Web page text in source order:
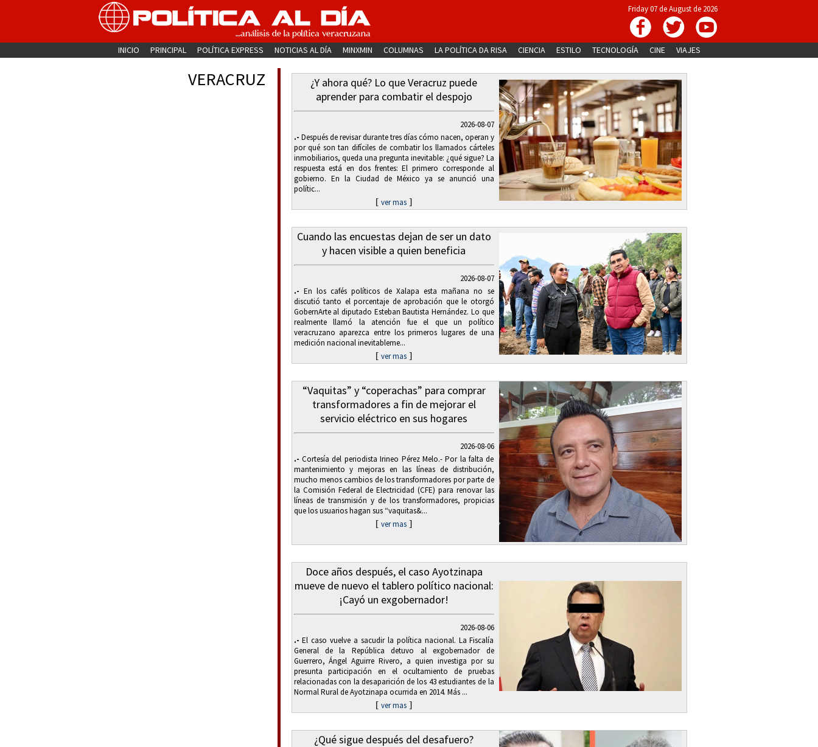
Friday 07 de August de 2026
INICIO PRINCIPAL POLÍTICA EXPRESS NOTICIAS AL DÍA MINXMIN COLUMNAS LA POLÍTICA DA RISA CIENCIA ESTILO TECNOLOGÍA CINE VIAJES
VERACRUZ
¿Y ahora qué? Lo que Veracruz puede
aprender para combatir el despojo
2026-08-07
.- Después de revisar durante tres días cómo nacen, operan y
por qué son tan difíciles de combatir los llamados cárteles
inmobiliarios, queda una pregunta inevitable: ¿qué sigue? La
respuesta está en dos frentes: El primero corresponde al
gobierno. En la Ciudad de México ya se anunció una
polític...
[ ver mas ]
Cuando las encuestas dejan de ser un dato
y hacen visible a quien beneficia
2026-08-07
.- En los cafés políticos de Xalapa esta mañana no se
discutió tanto el porcentaje de aprobación que le otorgó
GobernArte al diputado Esteban Bautista Hernández. Lo que
realmente llamó la atención fue el que un político
veracruzano aparezca entre los primeros lugares de una
medición nacional inevitableme...
[ ver mas ]
“Vaquitas” y “coperachas” para comprar
transformadores a fin de mejorar el
servicio eléctrico en sus hogares
2026-08-06
.- Cortesía del periodista Irineo Pérez Melo.- Por la falta de
mantenimiento y mejoras en las líneas de distribución,
mucho menos cambios de los transformadores por parte de
la Comisión Federal de Electricidad (CFE) para renovar las
líneas de transmisión y de los transformadores, propicias
que los usuarios hagan sus “vaquitas&...
[ ver mas ]
Doce años después, el caso Ayotzinapa
mueve de nuevo el tablero político nacional:
¡Cayó un exgobernador!
2026-08-06
.- El caso vuelve a sacudir la política nacional. La Fiscalía
General de la República detuvo al exgobernador de
Guerrero, Ángel Aguirre Rivero, a quien investiga por su
presunta participación en el ocultamiento de pruebas
relacionadas con la desaparición de los 43 estudiantes de la
Normal Rural de Ayotzinapa ocurrida en 2014. Más ...
[ ver mas ]
¿Qué sigue después del desafuero?